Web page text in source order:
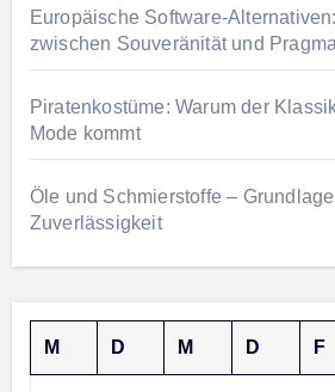
Europäische Software-
zwischen Souveränität und
Piratenkostüme: Warum der
Mode kommt
Öle und Schmierstoffe –
Zuverlässigkeit
M D M D F